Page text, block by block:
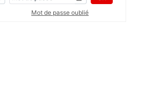
Mot de passe oublié